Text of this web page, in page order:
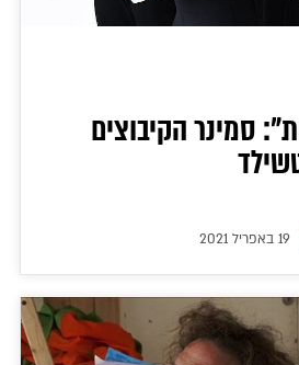
סמינר הקיבוצים
19 באפריל 2021